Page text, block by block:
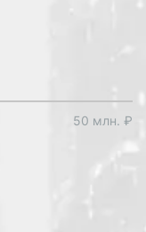
50 млн. ₽